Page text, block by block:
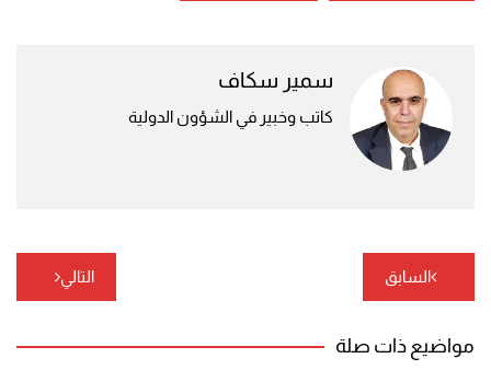
سمير سكاف
كاتب وخبير في الشؤون الدولية
تصفّح
المقالات
السابق التالي
مواضيع ذات صلة